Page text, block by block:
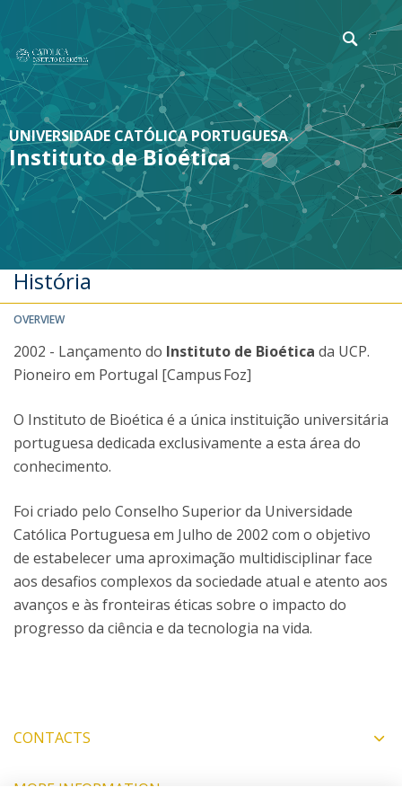
UNIVERSIDADE CATÓLICA PORTUGUESA
Instituto de Bioética
História
OVERVIEW
2002 - Lançamento do Instituto de Bioética da UCP.
Pioneiro em Portugal [Campus Foz]
O Instituto de Bioética é a única instituição universitária
portuguesa dedicada exclusivamente a esta área do
conhecimento.
Foi criado pelo Conselho Superior da Universidade
Católica Portuguesa em Julho de 2002 com o objetivo
de estabelecer uma aproximação multidisciplinar face
aos desafios complexos da sociedade atual e atento aos
avanços e às fronteiras éticas sobre o impacto do
progresso da ciência e da tecnologia na vida.
CONTACTS
MORE INFORMATION